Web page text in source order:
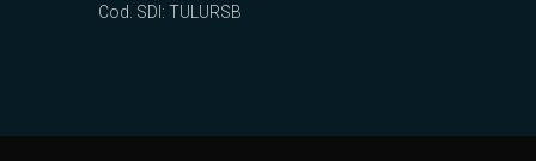
Cod. SDI: TULURSB